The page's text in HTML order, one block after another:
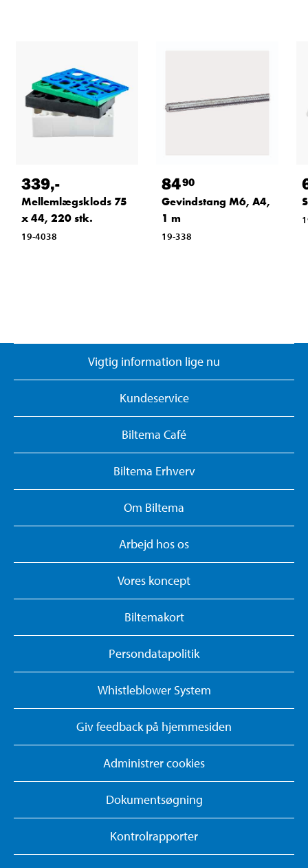
339,-
Mellemlægsklods 75
x 44, 220 stk.
19-4038
8490
Gevindstang M6, A4,
1 m
19-338
Vigtig information lige nu
Kundeservice
Biltema Café
Biltema Erhverv
Om Biltema
Arbejd hos os
Vores koncept
Biltemakort
Persondatapolitik
Whistleblower System
Giv feedback på hjemmesiden
Administrer cookies
Dokumentsøgning
Kontrolrapporter